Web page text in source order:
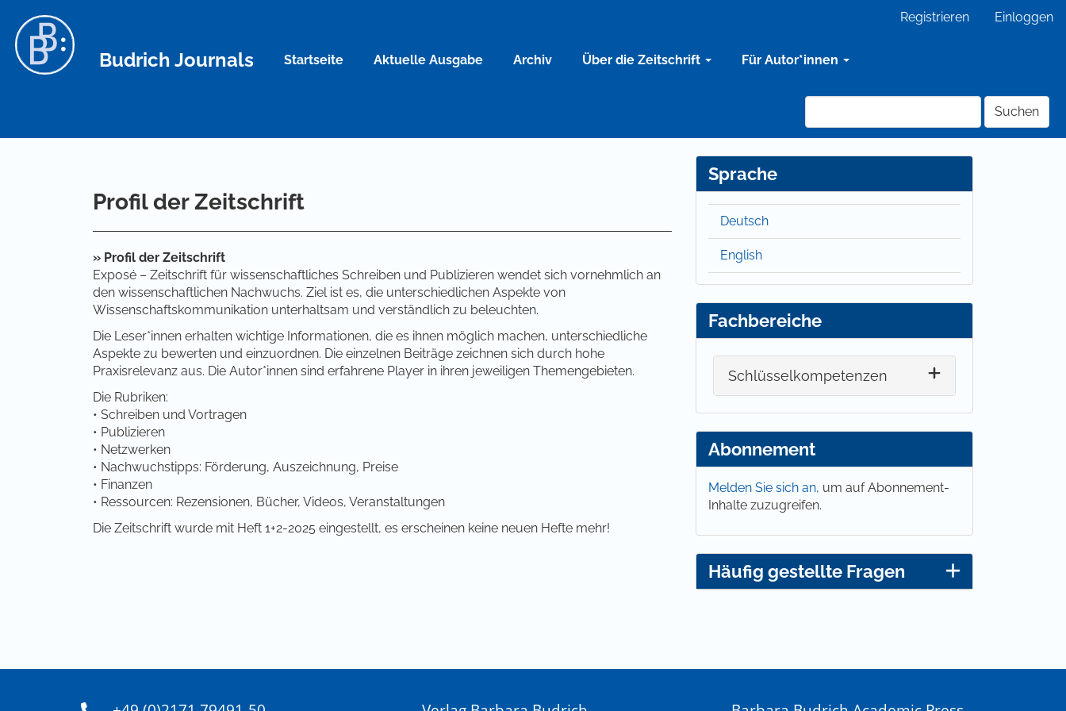
Hauptinhalt
Sidebar
Registrieren Einloggen
Budrich Journals Startseite Aktuelle Ausgabe Archiv Über die Zeitschrift Für Autor*innen
Suchen
Profil der Zeitschrift
» Profil der Zeitschrift
Exposé – Zeitschrift für wissenschaftliches Schreiben und Publizieren wendet sich vornehmlich an
den wissenschaftlichen Nachwuchs. Ziel ist es, die unterschiedlichen Aspekte von
Wissenschaftskommunikation unterhaltsam und verständlich zu beleuchten.
Die Leser*innen erhalten wichtige Informationen, die es ihnen möglich machen, unterschiedliche
Aspekte zu bewerten und einzuordnen. Die einzelnen Beiträge zeichnen sich durch hohe
Praxisrelevanz aus. Die Autor*innen sind erfahrene Player in ihren jeweiligen Themengebieten.
Die Rubriken:
• Schreiben und Vortragen
• Publizieren
• Netzwerken
• Nachwuchstipps: Förderung, Auszeichnung, Preise
• Finanzen
• Ressourcen: Rezensionen, Bücher, Videos, Veranstaltungen
Die Zeitschrift wurde mit Heft 1+2-2025 eingestellt, es erscheinen keine neuen Hefte mehr!
Sprache
Deutsch
English
Fachbereiche
Schlüsselkompetenzen
Abonnement
Melden Sie sich an, um auf Abonnement-
Inhalte zuzugreifen.
Häufig gestellte Fragen